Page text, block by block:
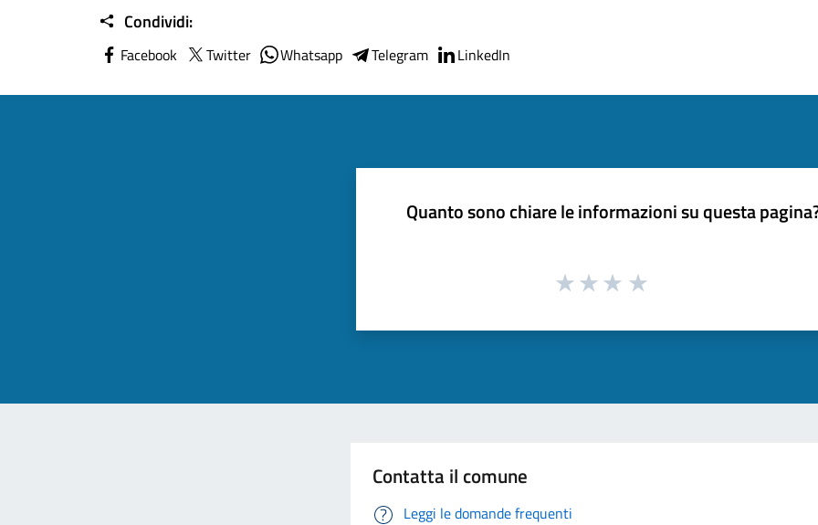
Condividi:
Facebook Twitter Whatsapp Telegram LinkedIn
Quanto sono chiare le informazioni su questa
Contatta il comune
Leggi le domande frequenti